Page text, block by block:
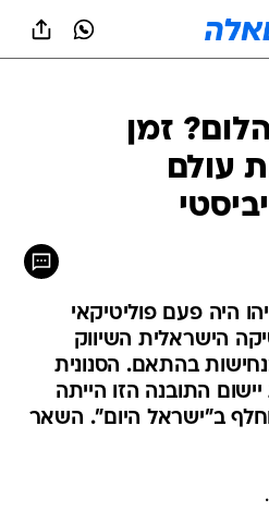
זמן
עולם
היה פעם פוליטיקאי
הישראלית השיווק
בהתאם. הסנונית
התובנה הזו הייתה
ב"ישראל היום". השאר